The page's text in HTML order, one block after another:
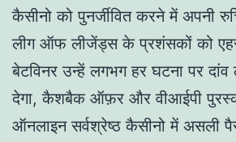
कैसीनो को पुनर्जीवित करने में अपनी
लीग ऑफ लीजेंड्स के प्रशंसकों को
बेटविनर उन्हें लगभग हर घटना पर
देगा, कैशबैक ऑफ़र और वीआईपी
ऑनलाइन सर्वश्रेष्ठ कैसीनो में असली